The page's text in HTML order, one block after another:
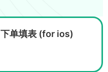
下单填表 (for ios)